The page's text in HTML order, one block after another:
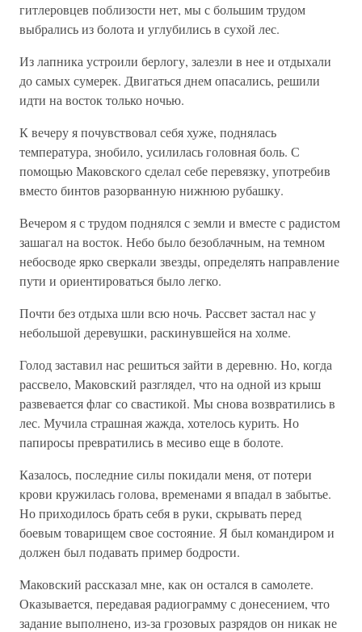
гитлеровцев поблизости нет, мы с большим трудом
выбрались из болота и углубились в сухой лес.
Из лапника устроили берлогу, залезли в нее и отдыхали
до самых сумерек. Двигаться днем опасались, решили
идти на восток только ночью.
К вечеру я почувствовал себя хуже, поднялась
температура, знобило, усилилась головная боль. С
помощью Маковского сделал себе перевязку, употребив
вместо бинтов разорванную нижнюю рубашку.
Вечером я с трудом поднялся с земли и вместе с радистом
зашагал на восток. Небо было безоблачным, на темном
небосводе ярко сверкали звезды, определять направление
пути и ориентироваться было легко.
Почти без отдыха шли всю ночь. Рассвет застал нас у
небольшой деревушки, раскинувшейся на холме.
Голод заставил нас решиться зайти в деревню. Но, когда
рассвело, Маковский разглядел, что на одной из крыш
развевается флаг со свастикой. Мы снова возвратились в
лес. Мучила страшная жажда, хотелось курить. Но
папиросы превратились в месиво еще в болоте.
Казалось, последние силы покидали меня, от потери
крови кружилась голова, временами я впадал в забытье.
Но приходилось брать себя в руки, скрывать перед
боевым товарищем свое состояние. Я был командиром и
должен был подавать пример бодрости.
Маковский рассказал мне, как он остался в самолете.
Оказывается, передавая радиограмму с донесением, что
задание выполнено, из-за грозовых разрядов он никак не